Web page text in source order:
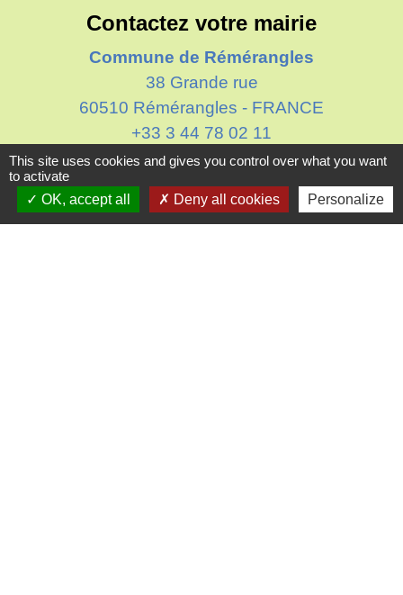
Contactez votre mairie
Commune de Rémérangles
38 Grande rue
60510 Rémérangles - FRANCE
+33 3 44 78 02 11
Contact par formulaire
Horaires d'ouverture au public
This site uses cookies and gives you control over what you want
to activate
OK, accept all
Deny all cookies Personalize